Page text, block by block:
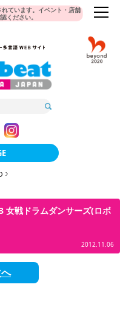
ています。イベント・店舗
ください。
女戦ドラムダンサーズ(ロボ
2012.11.06